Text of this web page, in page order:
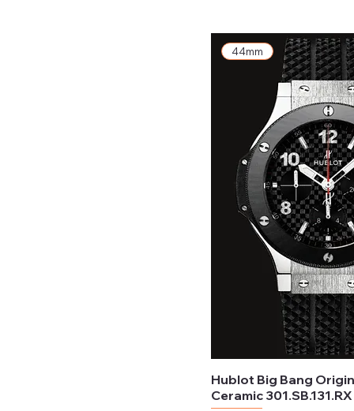
44mm
Hublot Big Bang
Ceramic 301.SB.131.RX